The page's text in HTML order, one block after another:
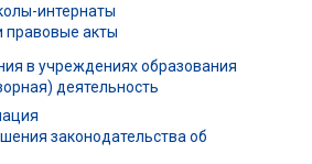
интернаты
правовые акты
в учреждениях образования
деятельность
законодательства об